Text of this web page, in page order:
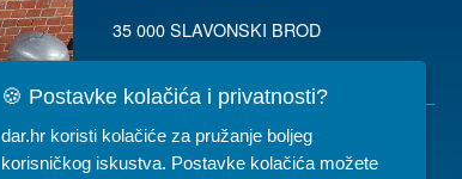
35 000 SLAVONSKI BROD
Komercijala: PON-PET 07-15h
🍪 Postavke kolačića i privatnosti?
dar.hr koristi kolačiće za pružanje boljeg
korisničkog iskustva. Postavke kolačića možete